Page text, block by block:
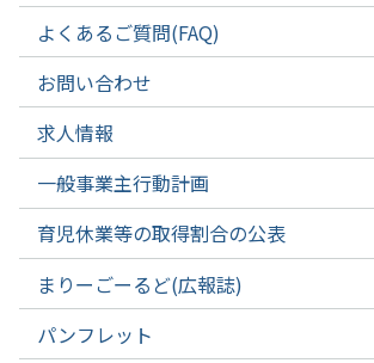
よくあるご質問(FAQ)
お問い合わせ
求人情報
一般事業主行動計画
育児休業等の取得割合の公表
まりーごーるど(広報誌)
パンフレット